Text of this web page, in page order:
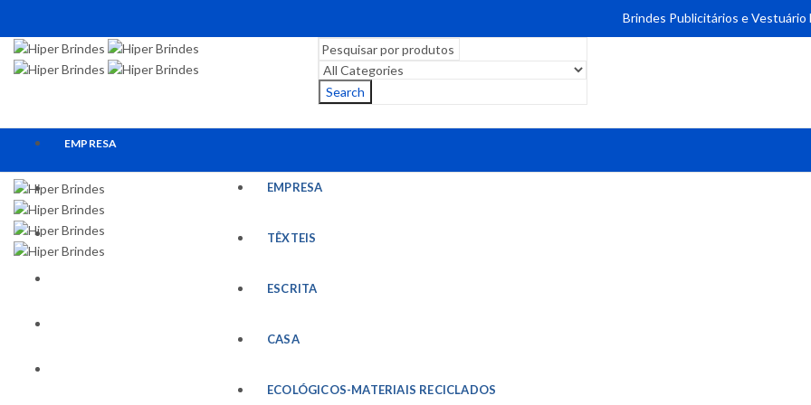
Brindes Publicitários e Vestuário
Search
EMPRESA
TÊXTEIS
ESCRITA
EMPRESA
TÊXTEIS
ESCRITA
CASA
ECOLÓGICOS-MATERIAIS RECICLADOS